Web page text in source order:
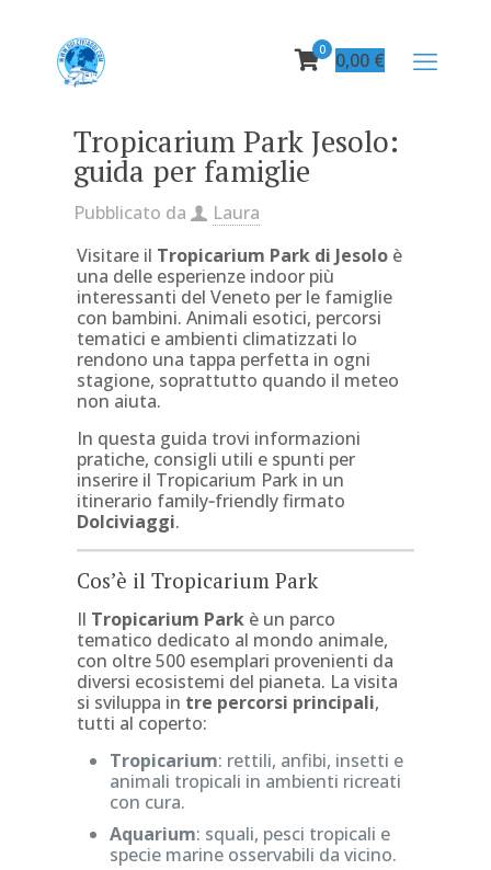
0 0,00 €
Tropicarium Park Jesolo:
guida per famiglie
Pubblicato da
Laura
Visitare il Tropicarium Park di Jesoloè
una delle esperienze indoor più
interessanti del Veneto per le famiglie
con bambini. Animali esotici, percorsi
tematici e ambienti climatizzati lo
rendono una tappa perfetta in ogni
stagione, soprattutto quando il meteo
non aiuta.
In questa guida trovi informazioni
pratiche, consigli utili e spunti per
inserire il Tropicarium Park in un
itinerario family‑friendly firmato
Dolciviaggi.
Cos’è il Tropicarium Park
Il Tropicarium Parkè un parco
tematico dedicato al mondo animale,
con oltre 500 esemplari provenienti da
diversi ecosistemi del pianeta. La visita
si sviluppa in tre percorsi principali,
tutti al coperto:
Tropicarium: rettili, anfibi, insetti e
animali tropicali in ambienti ricreati
con cura.
Aquarium: squali, pesci tropicali e
specie marine osservabili da vicino.